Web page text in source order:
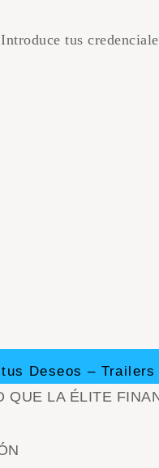
tus
Deseos – Trailers
LA ÉLITE